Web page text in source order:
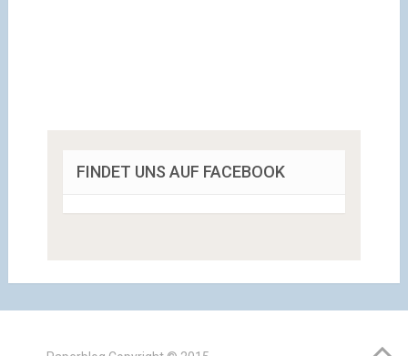
FINDET UNS AUF FACEBOOK